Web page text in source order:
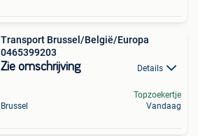
Transport Brussel/België/Europa
0465399203
Zie omschrijving Details
Brussel
Topzoekertje
Vandaag